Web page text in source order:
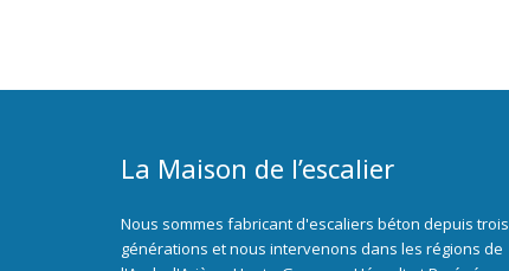
La Maison de l’escalier
Nous sommes fabricant d'escaliers béton depuis trois
générations et nous intervenons dans les régions de